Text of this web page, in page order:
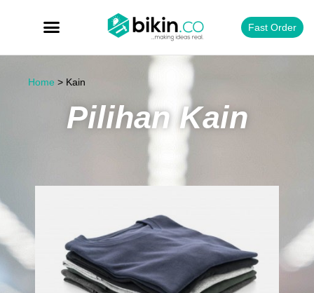
Fast Order
Home > Kain
Pilihan Kain